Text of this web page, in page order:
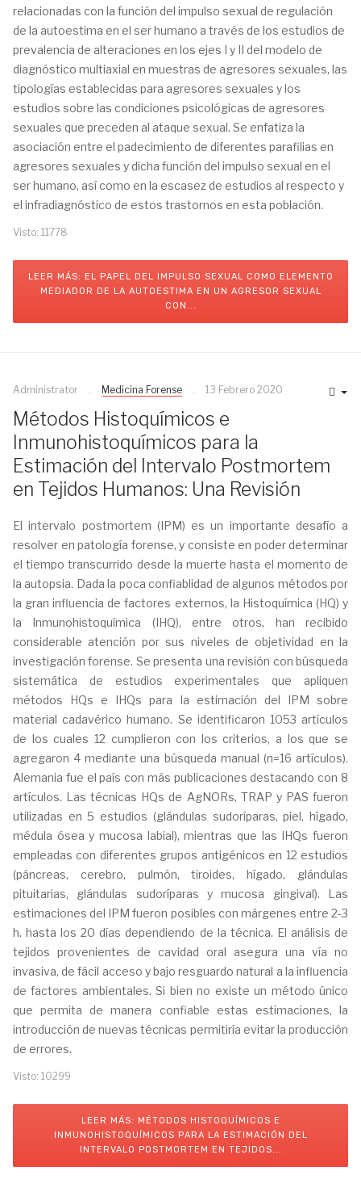
relacionadas con la función del impulso sexual de regulación
de la autoestima en el ser humano a través de los estudios de
prevalencia de alteraciones en los ejes I y II del modelo de
diagnóstico multiaxial en muestras de agresores sexuales, las
tipologías establecidas para agresores sexuales y los
estudios sobre las condiciones psicológicas de agresores
sexuales que preceden al ataque sexual. Se enfatiza la
asociación entre el padecimiento de diferentes parafilias en
agresores sexuales y dicha función del impulso sexual en el
ser humano, así como en la escasez de estudios al respecto y
el infradiagnóstico de estos trastornos en esta población.
Visto: 11778
LEER MÁS: EL PAPEL DEL IMPULSO SEXUAL COMO ELEMENTO
MEDIADOR DE LA AUTOESTIMA EN UN AGRESOR SEXUAL
CON...
Administrator Medicina Forense 13 Febrero 2020
Métodos Histoquímicos e
Inmunohistoquímicos para la
Estimación del Intervalo Postmortem
en Tejidos Humanos: Una Revisión
El intervalo postmortem (IPM) es un importante desafío a
resolver en patología forense, y consiste en poder determinar
el tiempo transcurrido desde la muerte hasta el momento de
la autopsia. Dada la poca confiablidad de algunos métodos por
la gran influencia de factores externos, la Histoquímica (HQ) y
la Inmunohistoquímica (IHQ), entre otros, han recibido
considerable atención por sus niveles de objetividad en la
investigación forense. Se presenta una revisión con búsqueda
sistemática de estudios experimentales que apliquen
métodos HQs e IHQs para la estimación del IPM sobre
material cadavérico humano. Se identificaron 1053 artículos
de los cuales 12 cumplieron con los criterios, a los que se
agregaron 4 mediante una búsqueda manual (n=16 artículos).
Alemania fue el país con más publicaciones destacando con 8
artículos. Las técnicas HQs de AgNORs, TRAP y PAS fueron
utilizadas en 5 estudios (glándulas sudoríparas, piel, hígado,
médula ósea y mucosa labial), mientras que las IHQs fueron
empleadas con diferentes grupos antigénicos en 12 estudios
(páncreas, cerebro, pulmón, tiroides, hígado, glándulas
pituitarias, glándulas sudoríparas y mucosa gingival). Las
estimaciones del IPM fueron posibles con márgenes entre 2-3
h. hasta los 20 días dependiendo de la técnica. El análisis de
tejidos provenientes de cavidad oral asegura una vía no
invasiva, de fácil acceso y bajo resguardo natural a la influencia
de factores ambientales. Si bien no existe un método único
que permita de manera confiable estas estimaciones, la
introducción de nuevas técnicas permitiría evitar la producción
de errores.
Visto: 10299
LEER MÁS: MÉTODOS HISTOQUÍMICOS E
INMUNOHISTOQUÍMICOS PARA LA ESTIMACIÓN DEL
INTERVALO POSTMORTEM EN TEJIDOS...